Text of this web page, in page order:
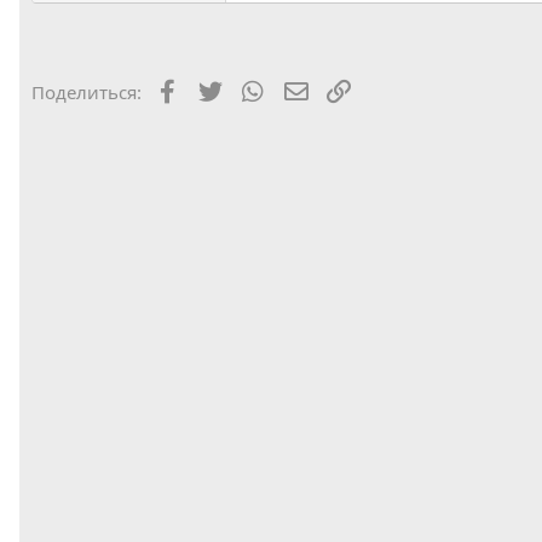
Поделиться: Facebook
Twitter WhatsAppЭлектронная почта